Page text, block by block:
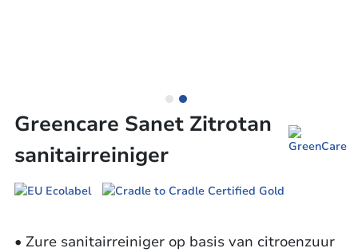
Greencare Sanet Zitrotan
sanitairreiniger
• Zure sanitairreiniger op basis van citroenzuur